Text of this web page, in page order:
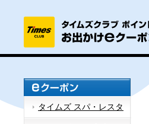
タイムズ スパ・レスタ